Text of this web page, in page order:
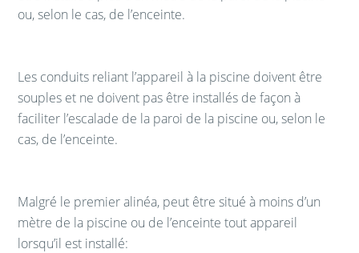
ou, selon le cas, de l’enceinte.
Les conduits reliant l’appareil à la piscine doivent être
souples et ne doivent pas être installés de façon à
faciliter l’escalade de la paroi de la piscine ou, selon le
cas, de l’enceinte.
Malgré le premier alinéa, peut être situé à moins d’un
mètre de la piscine ou de l’enceinte tout appareil
lorsqu’il est installé: